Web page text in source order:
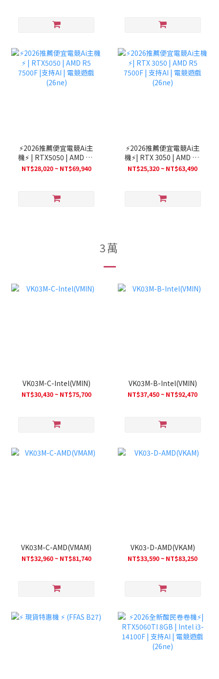
⚡2026推薦便宜電競Ai主
機⚡ | RTX5050 | AMD R5
7500F |支持AI | 電競遊戲
NT$28,020 ~ NT$69,940
⚡2026推薦便宜電競Ai主
機⚡| RTX 3050 | AMD R5
7500F | 支持AI | 電競遊戲
NT$25,320 ~ NT$63,490
3萬
VK03M-C-Intel(VMIN)
NT$30,430 ~ NT$75,700
VK03M-B-Intel(VMIN)
NT$37,450 ~ NT$92,470
VK03M-C-AMD(VMAM)
NT$32,960 ~ NT$81,740
VK03-D-AMD(VKAM)
NT$33,590 ~ NT$83,250